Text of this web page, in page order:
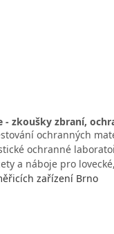
zkoušky zbraní,
ochranných
ochranné
a náboje pro
zařízení Brno